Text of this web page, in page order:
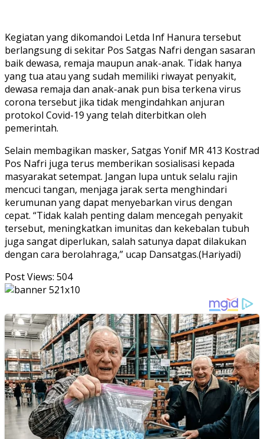
Kegiatan yang dikomandoi Letda Inf Hanura tersebut
berlangsung di sekitar Pos Satgas Nafri dengan sasaran
baik dewasa, remaja maupun anak-anak. Tidak hanya
yang tua atau yang sudah memiliki riwayat penyakit,
dewasa remaja dan anak-anak pun bisa terkena virus
corona tersebut jika tidak mengindahkan anjuran
protokol Covid-19 yang telah diterbitkan oleh
pemerintah.
Selain membagikan masker, Satgas Yonif MR 413 Kostrad
Pos Nafri juga terus memberikan sosialisasi kepada
masyarakat setempat. Jangan lupa untuk selalu rajin
mencuci tangan, menjaga jarak serta menghindari
kerumunan yang dapat menyebarkan virus dengan
cepat. “Tidak kalah penting dalam mencegah penyakit
tersebut, meningkatkan imunitas dan kekebalan tubuh
juga sangat diperlukan, salah satunya dapat dilakukan
dengan cara berolahraga,” ucap Dansatgas.(Hariyadi)
Post Views: 504